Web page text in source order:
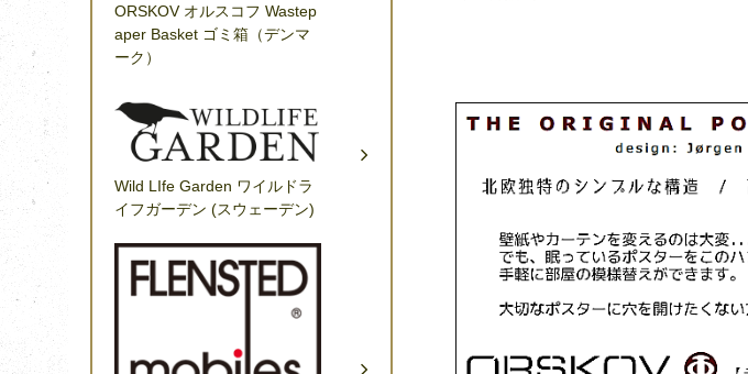
ORSKOV オルスコフ Wastep
aper Basket ゴミ箱（デンマ
ーク）
Wild LIfe Garden ワイルドラ
イフガーデン (スウェーデン)